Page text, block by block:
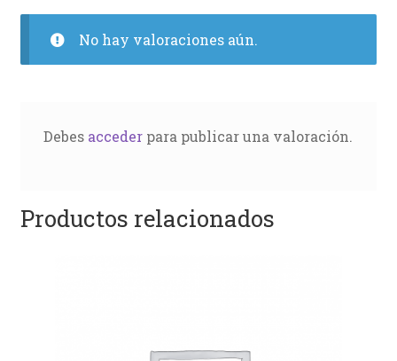
No hay valoraciones aún.
Debes accederpara publicar una valoración.
Productos relacionados